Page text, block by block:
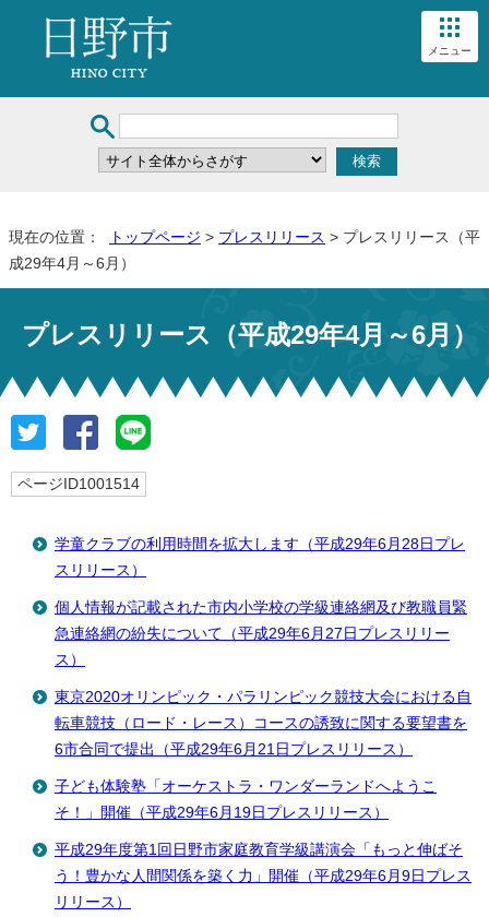
メニュー
現在の位置： トップページ > プレスリリース > プレスリリース（平
成29年4月～6月）
プレスリリース（平成29年4月～6月）
ページID1001514
学童クラブの利用時間を拡大します（平成29年6月28日プレ
スリリース）
個人情報が記載された市内小学校の学級連絡網及び教職員緊
急連絡網の紛失について（平成29年6月27日プレスリリー
ス）
東京2020オリンピック・パラリンピック競技大会における自
転車競技（ロード・レース）コースの誘致に関する要望書を
6市合同で提出（平成29年6月21日プレスリリース）
子ども体験塾「オーケストラ・ワンダーランドへようこ
そ！」開催（平成29年6月19日プレスリリース）
平成29年度第1回日野市家庭教育学級講演会「もっと伸ばそ
う！豊かな人間関係を築く力」開催（平成29年6月9日プレス
リリース）